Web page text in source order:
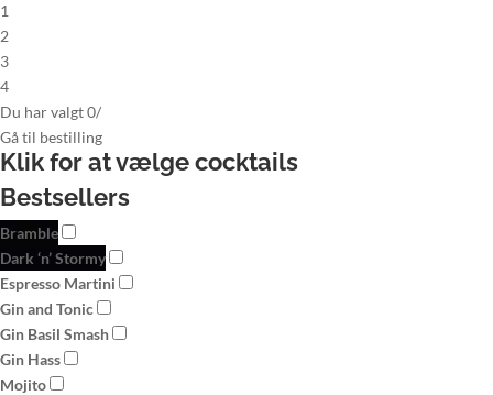
1
2
3
4
Du har valgt0/
Gå til bestilling
Klik for at vælgecocktails
Bestsellers
Bramble
Dark ‘n’ Stormy
Espresso Martini
Gin and Tonic
Gin Basil Smash
Gin Hass
Mojito